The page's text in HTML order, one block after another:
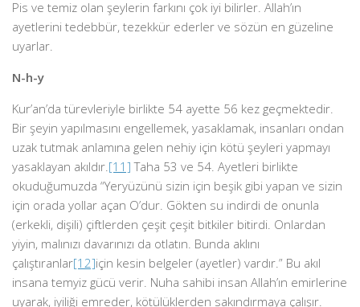
Pis ve temiz olan şeylerin farkını çok iyi bilirler. Allah’ın
ayetlerini tedebbür, tezekkür ederler ve sözün en güzeline
uyarlar.
N-h-y
Kur’an’da türevleriyle birlikte 54 ayette 56 kez geçmektedir.
Bir şeyin yapılmasını engellemek, yasaklamak, insanları ondan
uzak tutmak anlamına gelen nehiy için kötü şeyleri yapmayı
yasaklayan akıldır.[11] Taha 53 ve 54. Ayetleri birlikte
okuduğumuzda “Yeryüzünü sizin için beşik gibi yapan ve sizin
için orada yollar açan O’dur. Gökten su indirdi de onunla
(erkekli, dişili) çiftlerden çeşit çeşit bitkiler bitirdi. Onlardan
yiyin, malınızı davarınızı da otlatın. Bunda aklını
çalıştıranlar[12]için kesin belgeler (ayetler) vardır.” Bu akıl
insana temyiz gücü verir. Nuha sahibi insan Allah’ın emirlerine
uyarak, iyiliği emreder, kötülüklerden sakındırmaya çalışır.